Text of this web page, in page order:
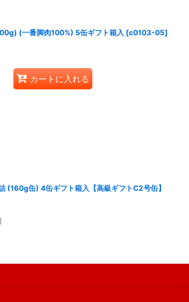
(一番脚肉100%) 5缶ギフト箱入 [c0103-05]
カートに入れる
(160g缶) 4缶ギフト箱入【高級ギフトC2号缶】